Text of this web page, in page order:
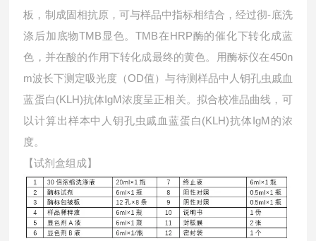
板，制成固相抗原，可与样品中指标相结合，经过彻-底洗
涤后加底物TMB显色。TMB在HRP酶的催化下转化成蓝
色，并在酸的作用下转化成最终的黄色。用酶标仪在450n
m波长下测定吸光度（OD值）与待测样品中 人钥孔虫戚血
蓝蛋白(KLH)抗体IgM浓度呈正相关。拟合校准品曲线，可
以计算出样本中 人钥孔虫戚血蓝蛋白(KLH)抗体IgM的浓
度。
【试剂盒组成】